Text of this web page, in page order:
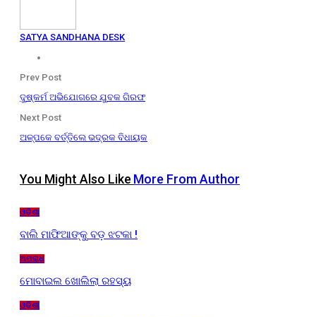
SATYA SANDHANA DESK
Prev Post
ଦୁଷ୍କର୍ମ ଅଭିଯୋଗରେ ଯୁବକ ଗିରଫ
Next Post
ଅଳ୍ପକେ ବର୍ତ୍ତିଲେ ଭଦ୍ରକ ବିଧାୟକ
You Might Also Like More From Author
ଓଡ଼ିଶା
ବାଲି ମାଫିଆଙ୍କୁ ବଡ଼ ଝଟକା !
ଅପରାଧ
ମୋବାଇଲ ଖୋଲିଲା ରହସ୍ୟ
ଓଡ଼ିଶା